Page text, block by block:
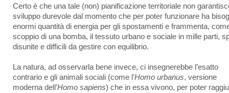
Certo è che una tale (non) pianificazione territoriale non
sviluppo durevole dal momento che per poter funzionare ha
enormi quantità di energia per gli spostamenti e frammenta,
scoppio di una bomba, il tessuto urbano e sociale in mille parti,
disunite e difficili da gestire con equilibrio.
La natura, ad osservarla bene invece, ci insegnerebbe l’esatto
contrario e gli animali sociali (come l’Homo urbanus, versione
moderna dell’Homo sapiens) che in essa vivono, per poter